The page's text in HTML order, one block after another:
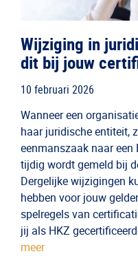
Wijziging in
dit bij jouw
10 februari 2026
Wanneer een
haar juridische entiteit,
eenmanszaak naar een
tijdig wordt gemeld bij
Dergelijke wijzigingen
hebben voor jouw
spelregels van
jij als HKZ
meer